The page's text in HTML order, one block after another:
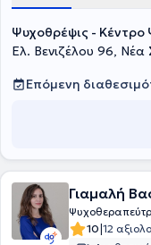
Ψυχοθρέψις - Κέντρο
Ελ. Βενιζέλου 96,
Επόμενη
Γιαμαλή
10|12